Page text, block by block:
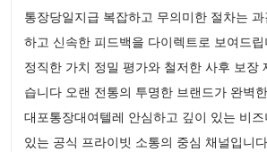
통장당일지급 복잡하고 무의미한 절차는
하고 신속한 피드백을 다이렉트로 보여드
정직한 가치 정밀 평가와 철저한 사후 보장
습니다 오랜 전통의 투명한 브랜드가 완벽
대포통장대여텔레 안심하고 깊이 있는 비
있는 공식 프라이빗 소통의 중심 채널입니다